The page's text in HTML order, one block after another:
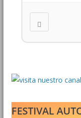
FESTIVAL